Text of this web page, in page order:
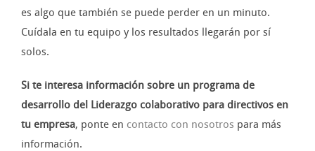
es algo que también se puede perder en un minuto.
Cuídala en tu equipo y los resultados llegarán por sí
solos.
Si te interesa información sobre un programa de
desarrollo del Liderazgo colaborativo para directivos en
tu empresa, ponte en contacto con nosotros para más
información.